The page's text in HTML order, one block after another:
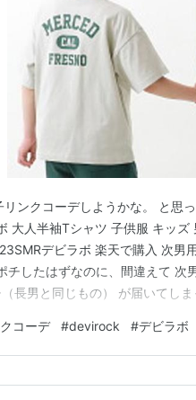
リンクコーデしようかな。 と思
大人半袖Tシャツ 子供服 キッ
デビラボ 楽天で購入 次
チしたはずなのに、間違えて
長男と同じもの） が届いてし
コーデ #devirock #デビラボ